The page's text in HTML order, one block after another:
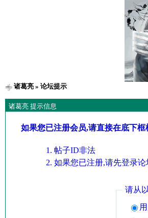
诸葛亮» 论坛提示
诸葛亮 提示信息
如果您已注册会员,请直接在底下
帖子ID非法
如果您已注册,请先登录
请从